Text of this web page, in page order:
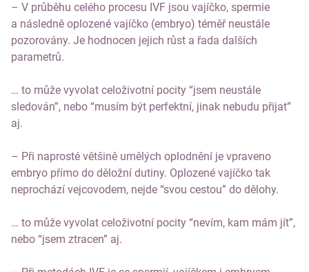
– V průběhu celého procesu IVF jsou vajíčko, spermie
a následně oplozené vajíčko (embryo) téměř neustále
pozorovány. Je hodnocen jejich růst a řada dalších
parametrů.
… to může vyvolat celoživotní pocity “jsem neustále
sledován”, nebo “musím být perfektní, jinak nebudu přijat”
aj.
– Při naprosté většině umělých oplodnění je vpraveno
embryo přímo do děložní dutiny. Oplozené vajíčko tak
neprochází vejcovodem, nejde “svou cestou” do dělohy.
… to může vyvolat celoživotní pocity “nevím, kam mám jít”,
nebo “jsem ztracen” aj.